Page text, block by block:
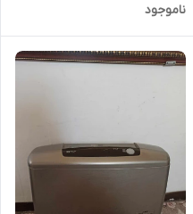
ناموجود